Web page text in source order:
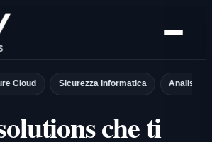
Sicurezza Informatica Analisi dei Dati
che ti